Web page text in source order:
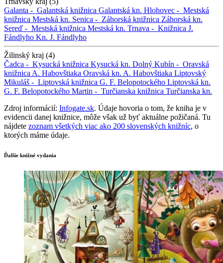
Galanta - Galantská knižnica Galantská kn. Hlohovec - Mestská
knižnica Mestská kn. Senica - Záhorská knižnica Záhorská kn.
Sereď - Mestská knižnica Mestská kn. Trnava - Knižnica J.
Fándlyho Kn. J. Fándlyho
Žilinský kraj (4)
Čadca - Kysucká knižnica Kysucká kn. Dolný Kubín - Oravská
knižnica A. Habovštiaka Oravská kn. A. Habovštiaka Liptovský
Mikuláš - Liptovská knižnica G. F. Belopotockého Liptovská kn.
G. F. Belopotockého Martin - Turčianska knižnica Turčianska kn.
Zdroj informácií: Infogate.sk. Údaje hovoria o tom, že kniha je v
evidencii danej knižnice, môže však už byť aktuálne požičaná. Tu
nájdete zoznam všetkých viac ako 200 slovenských knižníc, o
ktorých máme údaje.
Ďalšie knižné vydania